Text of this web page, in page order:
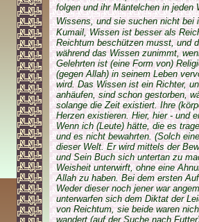
folgen und ihr Mäntelchen in
Wissens, und sie suchen nicht bei
Kumail, Wissen ist besser als
Reichtum beschützen musst, und
während das Wissen zunimmt,
Gelehrten ist (eine Form von)
(gegen Allah) in seinem Leben
wird. Das Wissen ist ein Richter,
anhäufen, sind schon gestorben,
solange die Zeit existiert. Ihre
Herzen existieren. Hier, hier - und
Wenn ich (Leute) hätte, die es
und es nicht bewahrten. (Solch
dieser Welt. Er wird mittels der
und Sein Buch sich untertan zu
Weisheit unterwirft, ohne eine
Allah zu haben. Bei dem ersten
Weder dieser noch jener war
unterwarfen sich dem Diktat der
von Reichtum, sie beide waren
wandert (auf der Suche nach